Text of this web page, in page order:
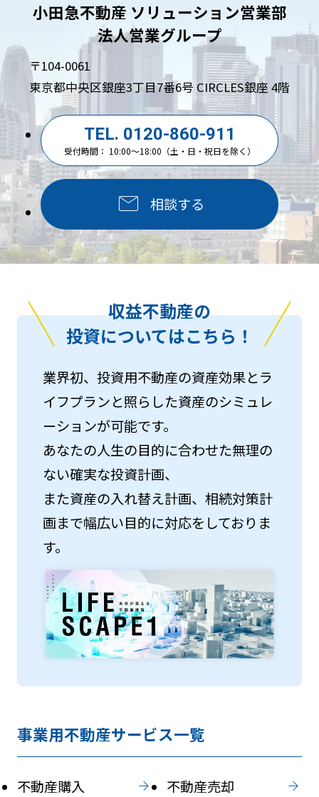
小田急不動産 ソリューション営業部
法人営業グループ
〒104-0061
東京都中央区銀座3丁目7番6号 CIRCLES銀座 4階
TEL. 0120-860-911
受付時間： 10:00～18:00（土・日・祝日を除く）
相談する
収益不動産の
投資についてはこちら！
業界初、投資用不動産の資産効果とラ
イフプランと照らした資産のシミュレ
ーションが可能です。
あなたの人生の目的に合わせた無理の
ない確実な投資計画、
また資産の入れ替え計画、相続対策計
画まで幅広い目的に対応をしておりま
す。
事業用不動産サービス一覧
不動産購入 不動産売却